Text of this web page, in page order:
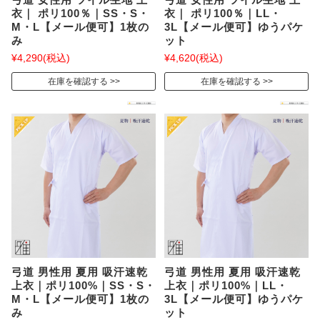
衣｜ ポリ100％｜SS・S・
M・L【メール便可】1枚の
み
¥4,290(税込)
在庫を確認する
衣｜ ポリ100％｜LL・
3L【メール便可】ゆうパケ
ット
¥4,620(税込)
在庫を確認する
弓道 男性用 夏用 吸汗速乾
上衣｜ポリ100%｜SS・S・
M・L【メール便可】1枚の
み
弓道 男性用 夏用 吸汗速乾
上衣｜ポリ100%｜LL・
3L【メール便可】ゆうパケ
ット